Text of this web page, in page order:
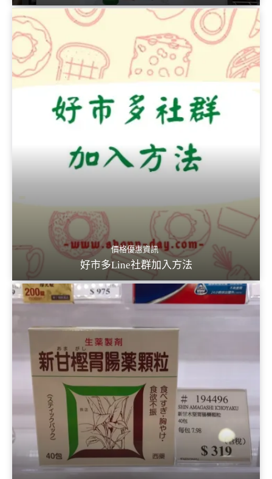
價格優惠資訊
好市多Line社群加入方法